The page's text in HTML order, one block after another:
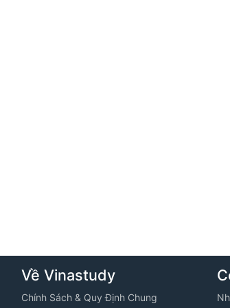
Về Vinastudy
Chính Sách & Quy Định Chung